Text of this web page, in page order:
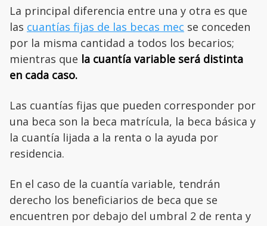
La principal diferencia entre una y otra es que
las cuantías fijas de las becas mec se conceden
por la misma cantidad a todos los becarios;
mientras que la cuantía variable será distinta
en cada caso.
Las cuantías fijas que pueden corresponder por
una beca son la beca matrícula, la beca básica y
la cuantía lijada a la renta o la ayuda por
residencia.
En el caso de la cuantía variable, tendrán
derecho los beneficiarios de beca que se
encuentren por debajo del umbral 2 de renta y